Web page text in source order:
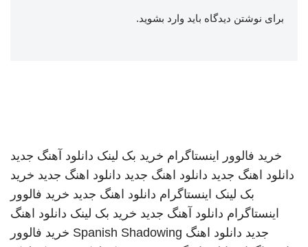
برای نوشتن دیدگاه باید وارد بشوید.
خرید فالوور اینستاگرام خرید بک لینک دانلود آهنگ جدید
دانلود اهنگ جدید دانلود اهنگ جدید دانلود اهنگ جدید خرید
بک لینک اینستاگرام دانلود اهنگ جدید خرید فالوور
اینستاگرام دانلود آهنگ جدید خرید بک لینک دانلود اهنگ
جدید دانلود اهنگ Spanish Shadowing خرید فالوور